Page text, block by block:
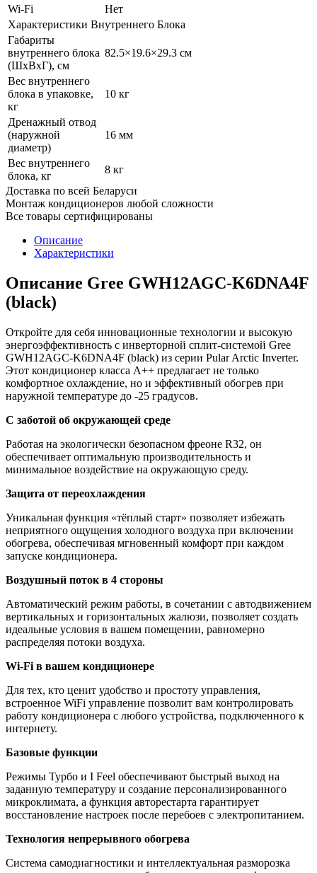
Wi-Fi
Нет
Характеристики Внутреннего Блока
Габариты
внутреннего блока
(ШxВxГ), см
82.5×19.6×29.3 см
Вес внутреннего
блока в упаковке,
кг
10 кг
Дренажный отвод
(наружной
диаметр)
16 мм
Вес внутреннего
блока, кг
8 кг
Доставка по всей Беларуси
Монтаж кондиционеров любой сложности
Все товары сертифицированы
Описание
Характеристики
Описание Gree GWH12AGC-K6DNA4F
(black)
Откройте для себя инновационные технологии и высокую
энергоэффективность с инверторной сплит-системой Gree
GWH12AGC-K6DNA4F (black) из серии Pular Arctic Inverter.
Этот кондиционер класса А++ предлагает не только
комфортное охлаждение, но и эффективный обогрев при
наружной температуре до -25 градусов.
С заботой об окружающей среде
Работая на экологически безопасном фреоне R32, он
обеспечивает оптимальную производительность и
минимальное воздействие на окружающую среду.
Защита от переохлаждения
Уникальная функция «тёплый старт» позволяет избежать
неприятного ощущения холодного воздуха при включении
обогрева, обеспечивая мгновенный комфорт при каждом
запуске кондиционера.
Воздушный поток в 4 стороны
Автоматический режим работы, в сочетании с автодвижением
вертикальных и горизонтальных жалюзи, позволяет создать
идеальные условия в вашем помещении, равномерно
распределяя потоки воздуха.
Wi-Fi в вашем кондиционере
Для тех, кто ценит удобство и простоту управления,
встроенное WiFi управление позволит вам контролировать
работу кондиционера с любого устройства, подключенного к
интернету.
Базовые функции
Режимы Турбо и I Feel обеспечивают быстрый выход на
заданную температуру и создание персонализированного
микроклимата, а функция авторестарта гарантирует
восстановление настроек после перебоев с электропитанием.
Технология непрерывного обогрева
Система самодиагностики и интеллектуальная разморозка